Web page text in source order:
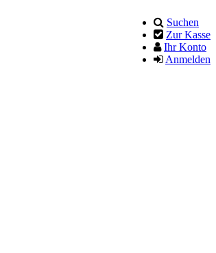
Suchen
Zur Kasse
Ihr Konto
Anmelden